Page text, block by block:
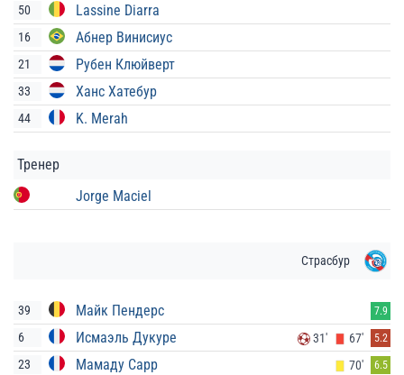
50
Lassine Diarra
16 Абнер Винисиус
21 Рубен Клюйверт
33 Ханс Хатебур
44 K. Merah
Тренер
Jorge Maciel
Страсбур
39 Майк Пендерс 7.9
6 Исмаэль Дукуре 31' 67' 5.2
23 Мамаду Сарр 70' 6.5